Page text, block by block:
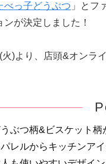
べっ子どうぶつ 」とフ
が決定しました！
)より、店頭&オンラ
ぶつ柄&ビスケット柄
レルからキッチンア